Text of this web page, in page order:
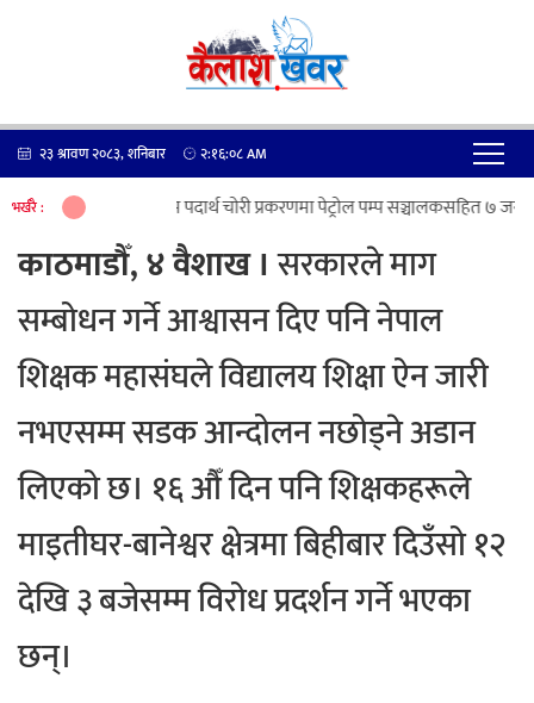
२३ श्रावण २०८३, शनिबार २:१६:०८AM
भर्खरै : पेट्रोलियम पदार्थ चोरी प्रकरणमा पेट्रोल पम्प सञ्चालकसहित ७ जना
काठमाडौँ, ४ वैशाख ।सरकारले माग
सम्बोधन गर्ने आश्वासन दिए पनि नेपाल
शिक्षक महासंघले विद्यालय शिक्षा ऐन जारी
नभएसम्म सडक आन्दोलन नछोड्ने अडान
लिएको छ। १६ औँ दिन पनि शिक्षकहरूले
माइतीघर-बानेश्वर क्षेत्रमा बिहीबार दिउँसो १२
देखि ३ बजेसम्म विरोध प्रदर्शन गर्ने भएका
छन्।